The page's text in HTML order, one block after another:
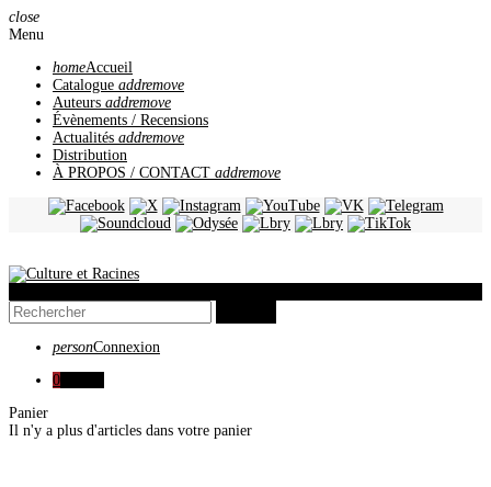
close
Menu
homeAccueil
Catalogue addremove
Auteurs addremove
Évènements / Recensions
Actualités addremove
Distribution
À PROPOS / CONTACT addremove
personConnexion
0
Panier
Il n'y a plus d'articles dans votre panier